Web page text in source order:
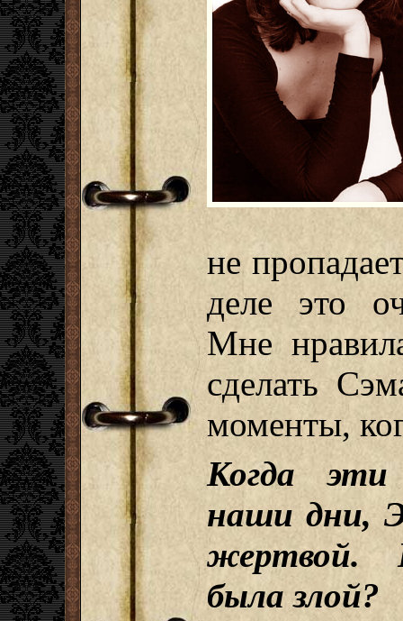
не
деле это
Мне
сделать
моменты,
Когда эти
наши дни,
жертвой.
была злой?